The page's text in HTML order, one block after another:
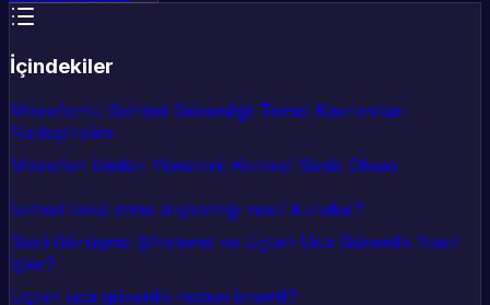
İçindekiler
Mikrofonlu Sohbet Güvenliği: Temel Kavramları
Netleştirelim
Mikrofon İzinleri Yönetimi: Kontrol Sizde Olsun
İzinleri takip etme alışkanlığı nasıl kurulur?
Sesli Görüşme Şifreleme ve Uçtan Uca Güvenlik Nasıl
İşler?
Uçtan uca güvenlik neden önemli?